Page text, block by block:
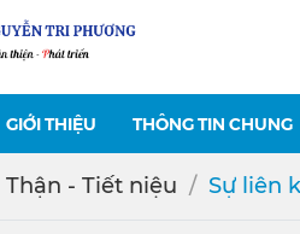
GIỚI THIỆU THÔNG TIN CHUNG
Thận - Tiết niệu Sự liên